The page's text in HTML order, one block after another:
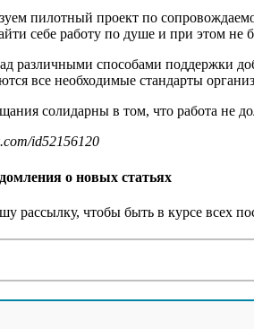
пилотный проект по
себе работу по душе и при этом не
различными способами поддержки
все необходимые стандарты
солидарны в том, что работа не
id52156120
о новых статьях
рассылку, чтобы быть в курсе всех